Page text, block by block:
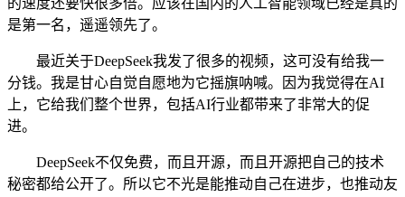
的速度还要快很多倍。应该在国内的人工智能领域已经是真的
是第一名，遥遥领先了。
最近关于DeepSeek我发了很多的视频，这可没有给我一
分钱。我是甘心自觉自愿地为它摇旗呐喊。因为我觉得在AI
上，它给我们整个世界，包括AI行业都带来了非常大的促
进。
DeepSeek不仅免费，而且开源，而且开源把自己的技术
秘密都给公开了。所以它不光是能推动自己在进步，也推动友